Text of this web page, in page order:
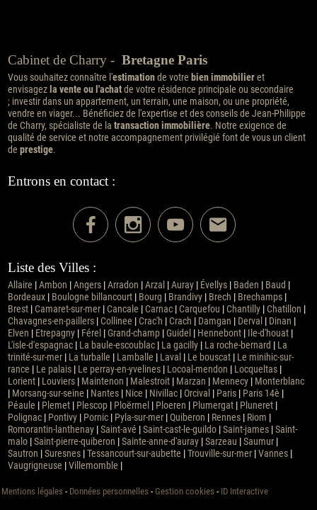
Cabinet de Charry - Bretagne Paris
Vous souhaitez connaître l'estimationde votre bien immobilieret
envisagezla vente ou l'achatde votre résidence principale ou secondaire
; investir dans un appartement, un terrain, une maison, ou une propriété,
vendre en viager... Bénéficiez de l'expertise et des conseils de Jean-Philippe
de Charry, spécialiste de la transaction immobilière. Notre exigence de
qualité de service et notre accompagnement privilégié font de vous un client
de prestige.
Entrons en contact :
Liste des Villes :
Allaire Ambon Angers| Arradon Arzal| Auray| Évellys| Baden Baud
Bordeaux| Boulogne billancourt| Bourg Brandivy| Brech Brechamps|
Brest| Camaret-sur-mer| Cancale Carnac| Carquefou Chantilly| Chatillon
Chavagnes-en-paillers| Collinee Crac'h Crach Damgan Derval| Dinan
Elven
Etrepagny| Férel| Grand-champ| Guidel| Hennebont| Ile-d'houat|
L'isle-d'espagnac| La baule-escoublac| La gacilly| La roche-bernard
La
trinité-sur-mer| La turballe Lamballe Laval| Le bouscat| Le minihic-sur-
rance
Le palais| Le perray-en-yvelines| Locoal-mendon Locqueltas|
Lorient| Louviers| Maintenon Malestroit| Marzan Mennecy| Monterblanc
Morsang-sur-seine Nantes| Nice Nivillac| Orcival| Paris| Paris 14è
Péaule
Plemet| Plescop| Ploërmel| Ploeren Plumergat| Pluneret|
Polignac| Pontivy| Pornic| Pyla-sur-mer| Quiberon Rennes| Riom
Romorantin-lanthenay| Saint-avé Saint-cast-le-guildo| Saint-james| Saint-
malo| Saint-pierre-quiberon Sainte-anne-d'auray| Sarzeau Saumur|
Sautron Suresnes| Tessancourt-sur-aubette Trouville-sur-mer| Vannes|
Vaugrigneuse Villemomble
Mentions légales - Données personnelles - Gestion cookies - ID Interactive